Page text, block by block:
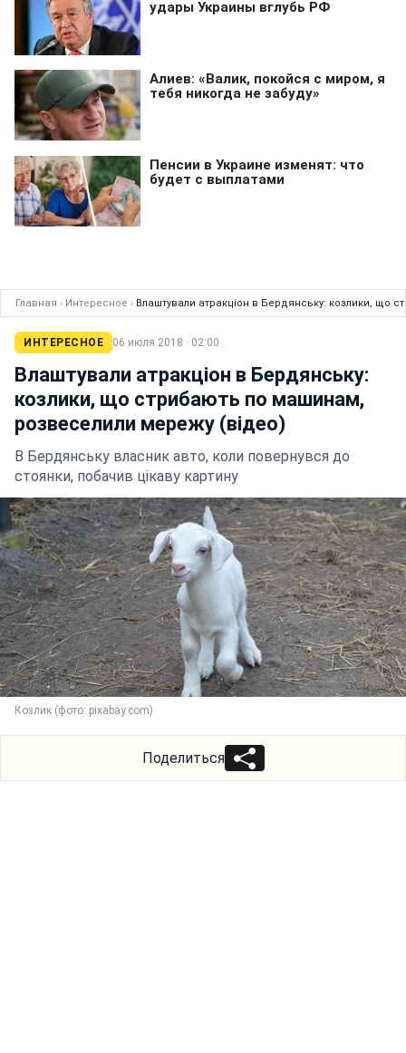
Главная › Интересное › Влаштували атракціон в Бердянську: козлики, що
ИНТЕРЕСНОЕ 06 июля 2018 · 02:00
Влаштували атракціон в Бердянську:
козлики, що стрибають по машинам,
розвеселили мережу (відео)
В Бердянську власник авто, коли повернувся до
стоянки, побачив цікаву картину
Козлик (фото: pixabay.com)
Поделиться